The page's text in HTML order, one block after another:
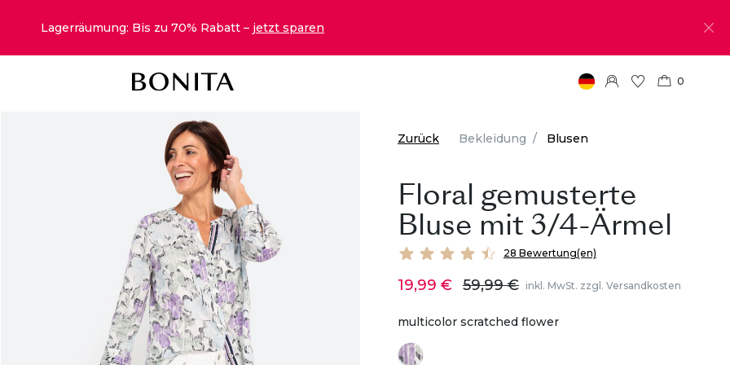
Lagerräumung: Bis zu 70% Rabatt – jetzt sparen
0
Zurück Bekleidung Blusen
Floral gemusterte
Bluse mit 3/4-Ärmel
28 Bewertung(en)
19,99 € 59,99 € inkl. MwSt. zzgl. Versandkosten
multicolor scratched flower